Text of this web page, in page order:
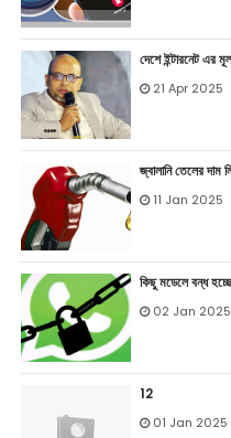
দেশে ইন্টারনেট
21 Apr 2025
জ্বালানি তেলের দাম
11 Jan 2025
কিছু মডেলে বন্ধ
02 Jan 2025
12
01 Jan 2025